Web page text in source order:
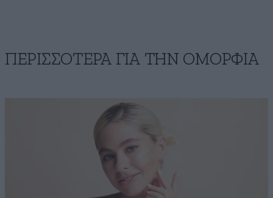
ΠΕΡΙΣΣΟΤΕΡΑ ΓΙΑ ΤΗΝ ΟΜΟΡΦΙΑ